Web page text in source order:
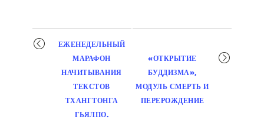
Мероприятие
навигация
ЕЖЕНЕДЕЛЬНЫЙ
МАРАФОН
НАЧИТЫВАНИЯ
ТЕКСТОВ
ТХАНГТОНГА
ГЬЯЛПО.
«ОТКРЫТИЕ
БУДДИЗМА»,
МОДУЛЬ СМЕРТЬ И
ПЕРЕРОЖДЕНИЕ